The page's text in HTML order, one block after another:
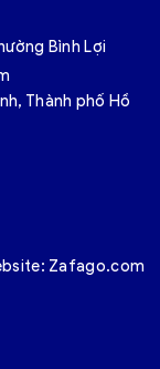
Bình Lợi
Thành phố Hồ
Zafago.com